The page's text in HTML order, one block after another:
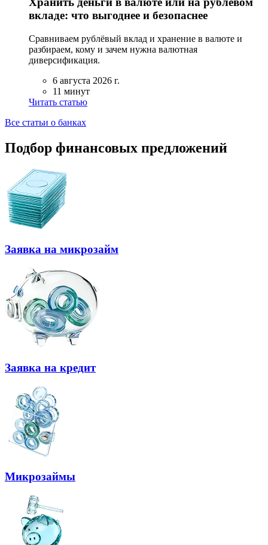
вкладе: что выгоднее и безопаснее
Сравниваем рублёвый вклад и хранение в валюте и
разбираем, кому и зачем нужна валютная
диверсификация.
6 августа 2026 г.
11 минут
Читать статью
Все статьи о банках
Подбор финансовых предложений
Заявка на микрозайм
Заявка на кредит
Микрозаймы